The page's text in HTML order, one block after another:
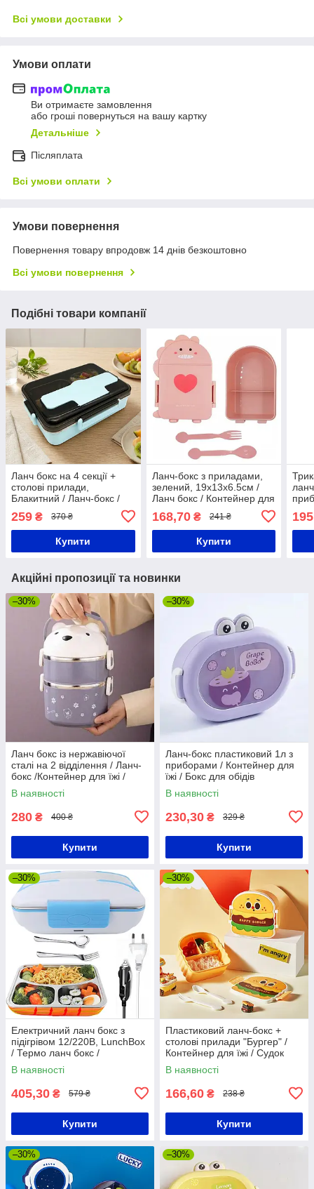
Всі умови доставки
Умови оплати
Ви отримаєте замовлення
або гроші повернуться на вашу картку
Детальніше
Післяплата
Всі умови оплати
Умови повернення
Повернення товару впродовж 14 днів безкоштовно
Всі умови повернення
Подібні товари компанії
Ланч бокс на 4 секції +
столові прилади,
Блакитний / Ланч-бокс /
Контейнер для їжі / Судок
для їжі
259 ₴ 370 ₴
Купити
Ланч-бокс з приладами,
зелений, 19х13х6.5см /
Ланч бокс / Контейнер для
168,70₴ 241 ₴
Купити
195
Акційні пропозиції та новинки
–30%
Ланч бокс із нержавіючої
сталі на 2 відділення / Ланч-
бокс /Контейнер для їжі /
Бокс для ланчу
В наявності
280 ₴ 400 ₴
Купити
–30%
Ланч-бокс пластиковий 1л з
приборами / Контейнер для
їжі / Бокс для обідів
В наявності
230,30 ₴ 329 ₴
Купити
–30%
Електричний ланч бокс з
підігрівом 12/220В, LunchBox
/ Термо ланч бокс /
Контейнер для їжі від
прикурювача
В наявності
405,30 ₴ 579 ₴
Купити
–30%
Пластиковий ланч-бокс +
столові прилади "Бургер" /
Контейнер для їжі / Судок
для їжі / Ланч бокс
В наявності
166,60 ₴ 238 ₴
Купити
–30% –30%